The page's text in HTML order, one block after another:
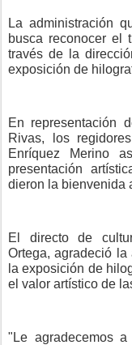
La administración
busca reconocer el
través de la
exposición de
En representación
Rivas, los
Enríquez Merino
presentación
dieron la bienvenida
El directo de
Ortega, agradeció
la exposición de
el valor artístico de
"Le agradecemos